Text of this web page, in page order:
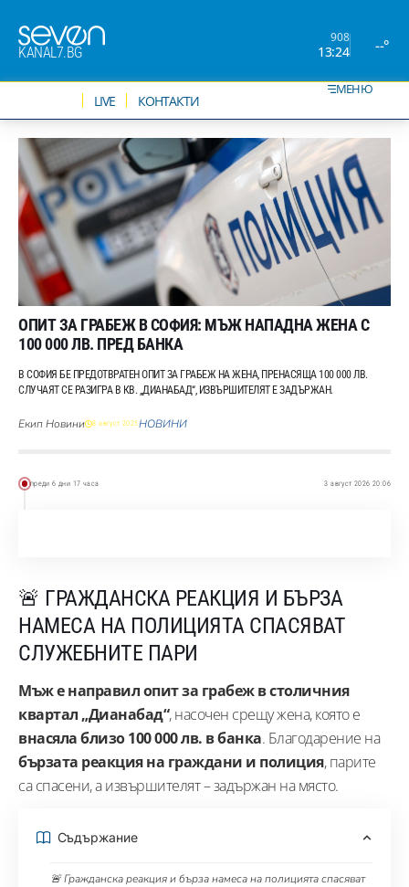
KANAL7.BG
908
13:24 --°
LIVE КОНТАКТИ
МЕНЮ
ОПИТ ЗА ГРАБЕЖ В СОФИЯ: МЪЖ НАПАДНА ЖЕНА С
100 000 ЛВ. ПРЕД БАНКА
В СОФИЯ БЕ ПРЕДОТВРАТЕН ОПИТ ЗА ГРАБЕЖ НА ЖЕНА, ПРЕНАСЯЩА 100 000 ЛВ.
СЛУЧАЯТ СЕ РАЗИГРА В КВ. „ДИАНАБАД“, ИЗВЪРШИТЕЛЯТ Е ЗАДЪРЖАН.
Екип Новини 8 август 2025НОВИНИ
преди 6 дни 17 часа 3 август 2026 20:06
🚨 ГРАЖДАНСКА РЕАКЦИЯ И БЪРЗА
НАМЕСА НА ПОЛИЦИЯТА СПАСЯВАТ
СЛУЖЕБНИТЕ ПАРИ
Мъж е направил опит за грабеж в столичния
квартал „Дианабад“, насочен срещу жена, която е
внасяла близо 100 000 лв. в банка. Благодарение на
бързата реакция на граждани и полиция, парите
са спасени, а извършителят – задържан на място.
Съдържание
🚨 Гражданска реакция и бърза намеса на полицията спасяват